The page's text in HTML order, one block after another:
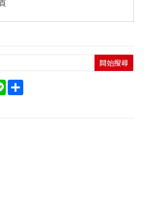
開始搜尋
Line